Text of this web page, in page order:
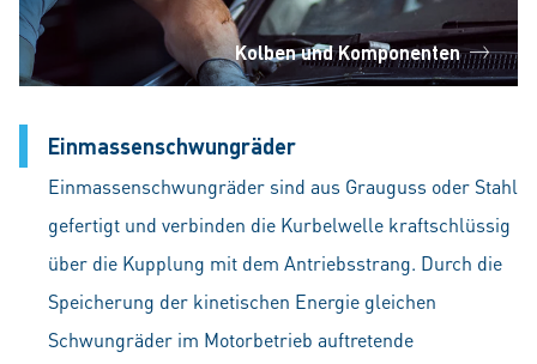
Kolben und Komponenten
Einmassenschwungräder
Einmassenschwungräder sind aus Grauguss oder Stahl
gefertigt und verbinden die Kurbelwelle kraftschlüssig
über die Kupplung mit dem Antriebsstrang. Durch die
Speicherung der kinetischen Energie gleichen
Schwungräder im Motorbetrieb auftretende